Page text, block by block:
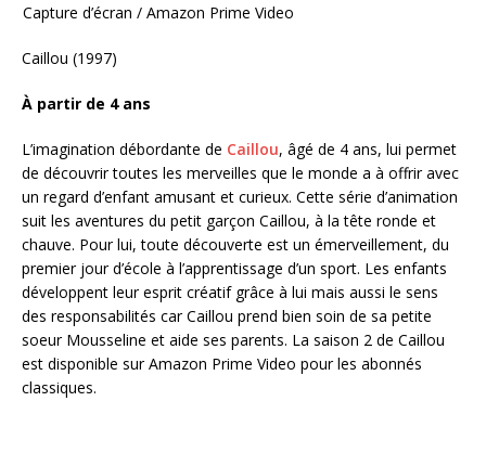
Capture d’écran / Amazon Prime Video
Caillou (1997)
À partir de 4 ans
L’imagination débordante de Caillou, âgé de 4 ans, lui permet
de découvrir toutes les merveilles que le monde a à offrir avec
un regard d’enfant amusant et curieux. Cette série d’animation
suit les aventures du petit garçon Caillou, à la tête ronde et
chauve. Pour lui, toute découverte est un émerveillement, du
premier jour d’école à l’apprentissage d’un sport. Les enfants
développent leur esprit créatif grâce à lui mais aussi le sens
des responsabilités car Caillou prend bien soin de sa petite
soeur Mousseline et aide ses parents. La saison 2 de Caillou
est disponible sur Amazon Prime Video pour les abonnés
classiques.